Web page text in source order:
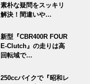
素朴な疑問をスッキリ
解決！間違いや…
新型『CBR400R FOUR
E-Clutch』の走りは高
回転域で…
250ccバイクで『昭和レ